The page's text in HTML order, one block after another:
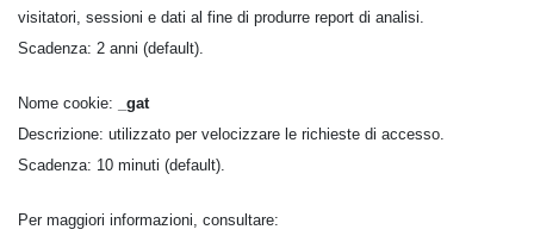
visitatori, sessioni e dati al fine di produrre report di analisi.
Scadenza: 2 anni (default).
Nome cookie:
_gat
Descrizione: utilizzato per velocizzare le richieste di accesso.
Scadenza: 10 minuti (default).
Per maggiori informazioni, consultare: